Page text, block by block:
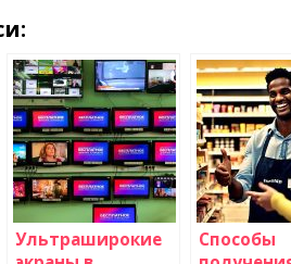
Ультраширокие
Способы